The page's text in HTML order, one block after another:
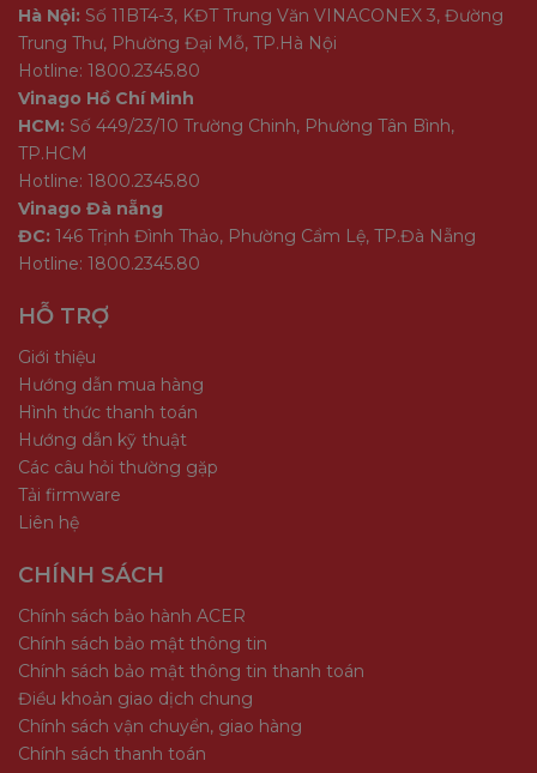
Hà Nội: Số 11BT4-3, KĐT Trung Văn VINACONEX 3, Đường
Trung Thư, Phường Đại Mỗ, TP.Hà Nội
Hotline: 1800.2345.80
Vinago Hồ Chí Minh
HCM: Số 449/23/10 Trường Chinh, Phường Tân Bình,
TP.HCM
Hotline: 1800.2345.80
Vinago Đà nẵng
ĐC: 146 Trịnh Đình Thảo, Phường Cẩm Lệ, TP.Đà Nẵng
Hotline: 1800.2345.80
HỖ TRỢ
Giới thiệu
Hướng dẫn mua hàng
Hình thức thanh toán
Hướng dẫn kỹ thuật
Các câu hỏi thường gặp
Tải firmware
Liên hệ
CHÍNH SÁCH
Chính sách bảo hành ACER
Chính sách bảo mật thông tin
Chính sách bảo mật thông tin thanh toán
Điều khoản giao dịch chung
Chính sách vận chuyển, giao hàng
Chính sách thanh toán